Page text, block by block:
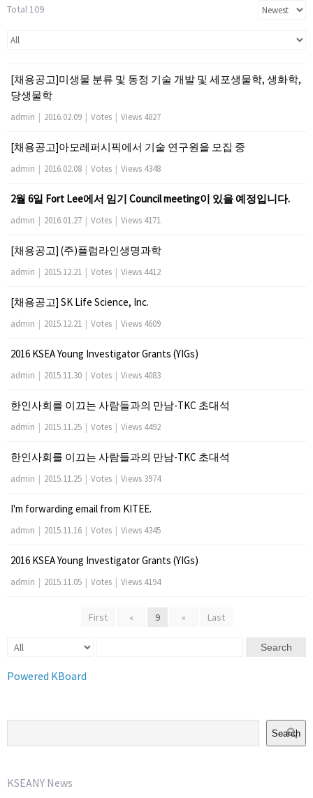
Total 109
[채용공고]미생물 분류 및 동정 기술 개발 및 세포생물학, 생화학,
당생물학
admin | 2016.02.09 | Votes | Views 4827
[채용공고]아모레퍼시픽에서 기술 연구원을 모집 중
admin | 2016.02.08 | Votes | Views 4348
2월 6일 Fort Lee에서 임기 Council meeting이 있을 예정입니다.
admin | 2016.01.27 | Votes | Views 4171
[채용공고] (주)플럼라인생명과학
admin | 2015.12.21 | Votes | Views 4412
[채용공고] SK Life Science, Inc.
admin | 2015.12.21 | Votes | Views 4609
2016 KSEA Young Investigator Grants (YIGs)
admin | 2015.11.30 | Votes | Views 4083
한인사회를 이끄는 사람들과의 만남-TKC 초대석
admin | 2015.11.25 | Votes | Views 4492
한인사회를 이끄는 사람들과의 만남-TKC 초대석
admin | 2015.11.25 | Votes | Views 3974
I'm forwarding email from KITEE.
admin | 2015.11.16 | Votes | Views 4345
2016 KSEA Young Investigator Grants (YIGs)
admin | 2015.11.05 | Votes | Views 4194
First « 9 » Last
Search
Powered KBoard
Search
KSEANY News